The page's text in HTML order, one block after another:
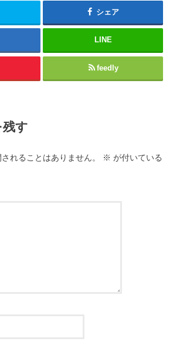
シェア
LINE
feedly
す
れることはありません。 ※ が付いている